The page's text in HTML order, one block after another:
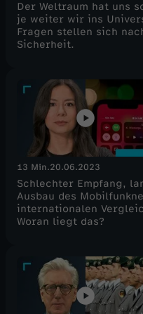
Der Weltraum hat uns
je weiter wir ins
Fragen stellen sich
Sicherheit.
13 Min.20.06.2023
Schlechter Empfang,
Ausbau des
internationalen
Woran liegt das?